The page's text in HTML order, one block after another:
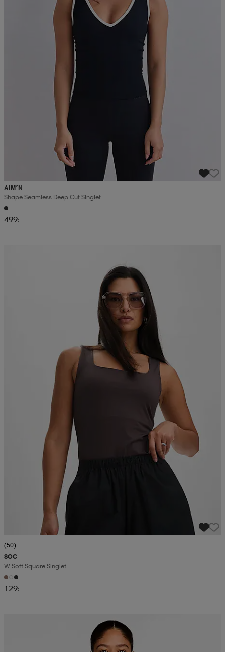
AIM´N
Shape Seamless Deep Cut Singlet
499:-
(50)
SOC
W Soft Square Singlet
129:-